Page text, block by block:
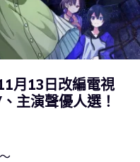
月13日改編電視
主演聲優人選！